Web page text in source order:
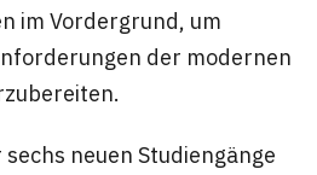
im Vordergrund, um
der modernen
neuen Studiengänge